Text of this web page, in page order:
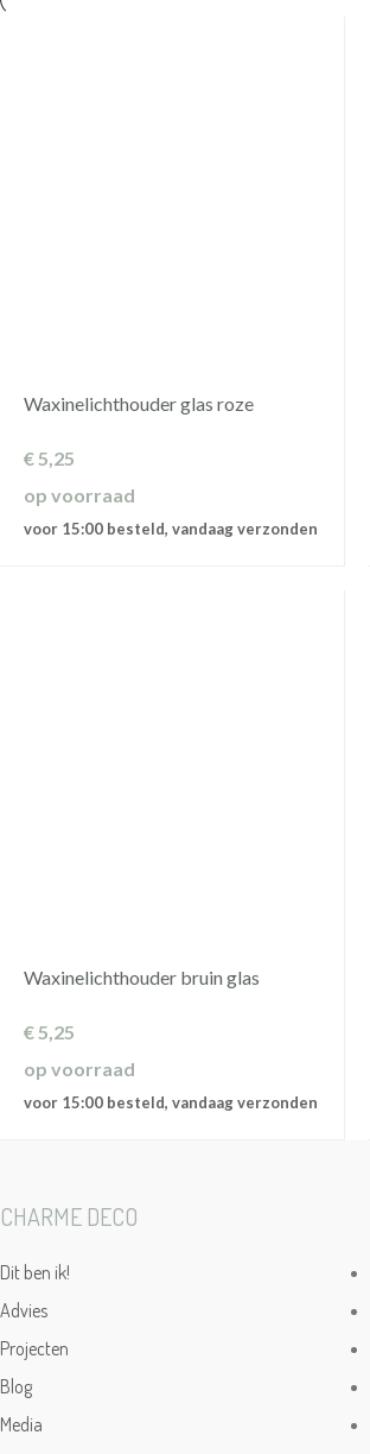
Waxinelichthouder glas roze
€5,25
op voorraad
voor 15:00 besteld, vandaag verzonden
Waxinelichthouder bruin glas
€5,25
op voorraad
voor 15:00 besteld, vandaag verzonden
CHARME DECO
Dit ben ik!
Advies
Projecten
Blog
Media